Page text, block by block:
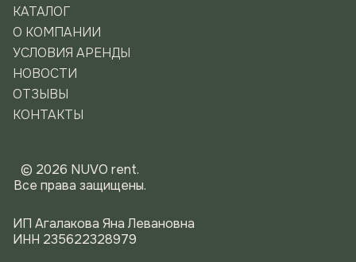
КАТАЛОГ
О КОМПАНИИ
УСЛОВИЯ АРЕНДЫ
НОВОСТИ
ОТЗЫВЫ
КОНТАКТЫ
ИП Агалакова Яна Левановна
ИНН 235622328979
© 2026 NUVO rent.
Все права защищены.